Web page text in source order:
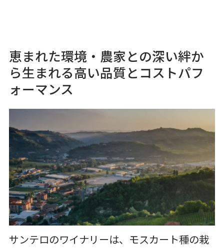
恵まれた環境・農家との深い絆か
ら生まれる高い品質とコストパフ
ォーマンス
サンテロのワイナリーは、モスカート種の栽